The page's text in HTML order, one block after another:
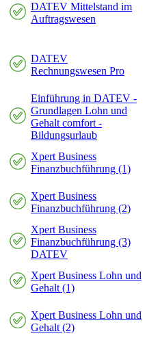
DATEV Mittelstand im
Auftragswesen
DATEV
Rechnungswesen Pro
Einführung in DATEV -
Grundlagen Lohn und
Gehalt comfort -
Bildungsurlaub
Xpert Business
Finanzbuchführung (1)
Xpert Business
Finanzbuchführung (2)
Xpert Business
Finanzbuchführung (3)
DATEV
Xpert Business Lohn und
Gehalt (1)
Xpert Business Lohn und
Gehalt (2)